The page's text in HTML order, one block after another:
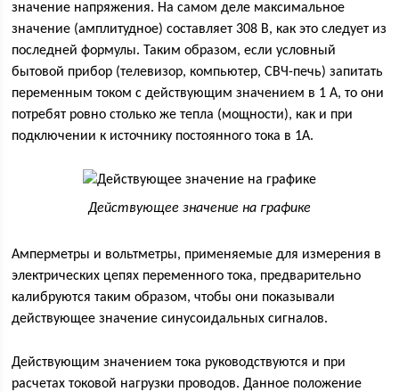
значение напряжения. На самом деле максимальное
значение (амплитудное) составляет 308 В, как это следует из
последней формулы. Таким образом, если условный
бытовой прибор (телевизор, компьютер, СВЧ-печь) запитать
переменным током с действующим значением в 1 А, то они
потребят ровно столько же тепла (мощности), как и при
подключении к источнику постоянного тока в 1А.
Действующее значение на графике
Амперметры и вольтметры, применяемые для измерения в
электрических цепях переменного тока, предварительно
калибруются таким образом, чтобы они показывали
действующее значение синусоидальных сигналов.
Действующим значением тока руководствуются и при
расчетах токовой нагрузки проводов. Данное положение